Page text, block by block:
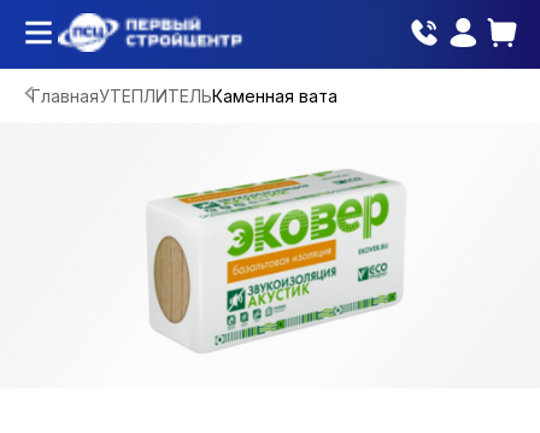
ГлавнаяУТЕПЛИТЕЛЬКаменная вата